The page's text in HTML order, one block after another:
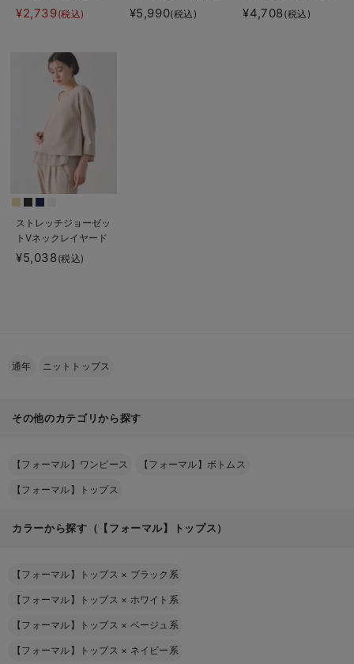
ス マタニティ・授乳
服【出産後も長く使え
¥2,739(税込)
ィ・授乳服
¥5,990(税込)
ップス マタニティ・
授乳服【出産後も長く
¥4,708(税込)
ストレッチジョーゼッ
トVネックレイヤード
トップス マタニテ
ィ・授乳服【出産後も
¥5,038(税込)
通年 ニットトップス
その他のカテゴリから探す
【フォーマル】ワンピース 【フォーマル】ボトムス
【フォーマル】トップス
カラーから探す（【フォーマル】トップス）
【フォーマル】トップス × ブラック系
【フォーマル】トップス × ホワイト系
【フォーマル】トップス × ベージュ系
【フォーマル】トップス × ネイビー系